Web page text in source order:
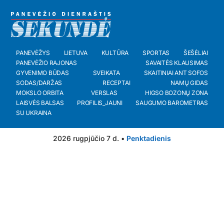
PANEVĖŽYS LIETUVA KULTŪRA SPORTAS
ŠEŠĖLIAI
PANEVĖŽIO RAJONAS
SAVAITĖS KLAUSIMAS
GYVENIMO BŪDAS
SVEIKATA
SKAITINIAI ANT SOFOS
SODAS/DARŽAS
RECEPTAI
NAMŲ GIDAS
MOKSLO ORBITA
VERSLAS
HIGSO BOZONŲ ZONA
LAISVĖS BALSAS
PROFILIS_JAUNI
SAUGUMO BAROMETRAS
SU UKRAINA
2026 rugpjūčio 7 d. • Penktadienis